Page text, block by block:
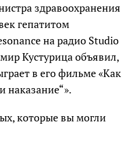
здравоохранения
гепатитом
на радио Studio
Кустурица объявил,
в его фильме «Как
наказание“».
которые вы могли